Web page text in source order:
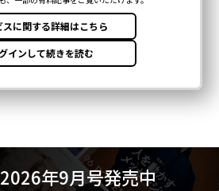
2026年9月号発売中